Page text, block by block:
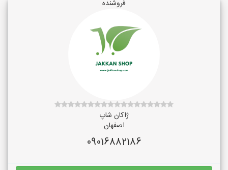
فروشنده
ژاکان شاپ
اصفهان
09016882186